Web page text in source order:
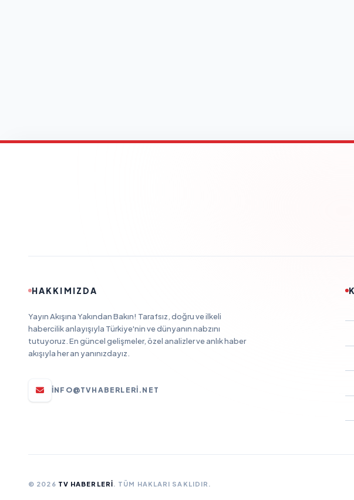
HAKKIMIZDA
Yayın Akışına Yakından Bakın! Tarafsız, doğru ve ilkeli
habercilik anlayışıyla Türkiye'nin ve dünyanın nabzını
tutuyoruz. En güncel gelişmeler, özel analizler ve anlık haber
akışıyla her an yanınızdayız.
INFO@TVHABERLERI.NET
© 2026 TV HABERLERI. TÜM HAKLARI SAKLIDIR.